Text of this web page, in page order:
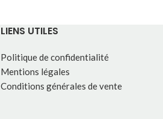
LIENS UTILES
Politique de confidentialité
Mentions légales
Conditions générales de vente